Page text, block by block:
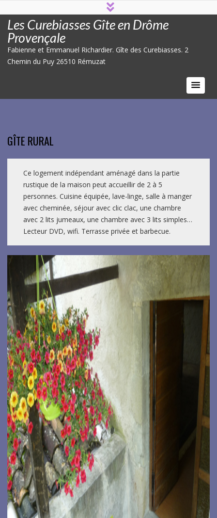
Les Curebiasses Gîte en Drôme
Provençale
Fabienne et Emmanuel Richardier. Gîte des Curebiasses. 2
Chemin du Puy 26510 Rémuzat
GÎTE RURAL
Ce logement indépendant aménagé dans la partie
rustique de la maison peut accueillir de 2 à 5
personnes. Cuisine équipée, lave-linge, salle à manger
avec cheminée, séjour avec clic clac, une chambre
avec 2 lits jumeaux, une chambre avec 3 lits simples…
Lecteur DVD, wifi. Terrasse privée et barbecue.